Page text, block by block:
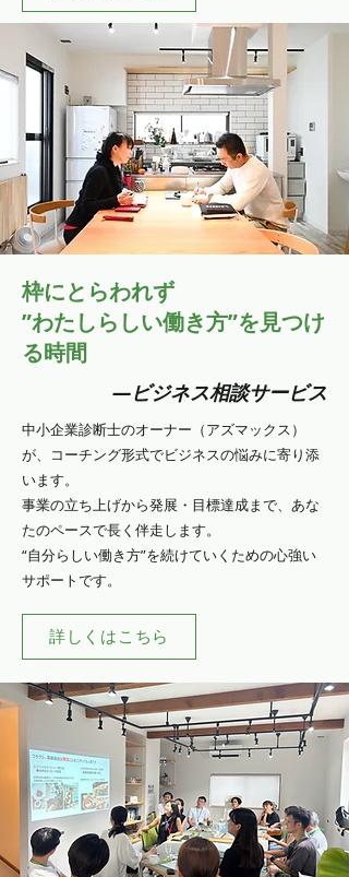
枠にとらわれず
”わたしらしい働き方”を見つけ
る時間
―ビジネス相談サービス
中小企業診断士のオーナー（アズマックス）
が、コーチング形式でビジネスの悩みに寄り添
います。
事業の立ち上げから発展・目標達成まで、あな
たのペースで長く伴走します。
“自分らしい働き方”を続けていくための心強い
サポートです。
詳しくはこちら